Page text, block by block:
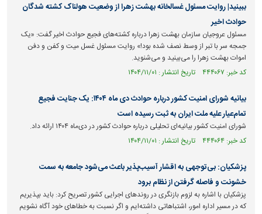
ببینید| روایت مسئول غسالخانه بهشت زهرا از وضعیت هولناک کشته شدگان
حوادث اخیر
مسئول عروجیان سازمان بهشت زهرا درباره کشته‌های فجیع حوادث اخیر گفت: «یک
جمجه سر با تبر از وسط نصف شده بود!» روایت مسئول غسل میت و کفن و دفن
اموات بهشت زهرا را می‌بینید و می‌شنوید.
کد خبر: ۴۴۴۰۶۷ تاریخ انتشار : ۱۴۰۴/۱۱/۰۱
بیانیه شورای امنیت کشور درباره حوادث دی ماه ۱۴۰۴: یک جنایت فجیع
تمام‌عیار علیه ملت ایران به ثبت رسیده است
شورای امنیت کشور بیانیه‌ای تحلیلی درباره حوادث کشور در دی‌ماه ۱۴۰۴ ارائه داد.
کد خبر: ۴۴۴۰۶۴ تاریخ انتشار : ۱۴۰۴/۱۱/۰۱
پزشکیان: بی‌توجهی به اقشار آسیب‌پذیر باعث می‌شود جامعه به سمت
خشونت و فاصله گرفتن از نظام برود
پزشکیان با اشاره به لزوم بازنگری در روند‌های اجرایی کشور تصریح کرد: باید بپذیریم
که در مسیر اداره امور، اشتباهاتی داشته‌ایم و اگر نسبت به خطا‌های خود آگاه نشویم